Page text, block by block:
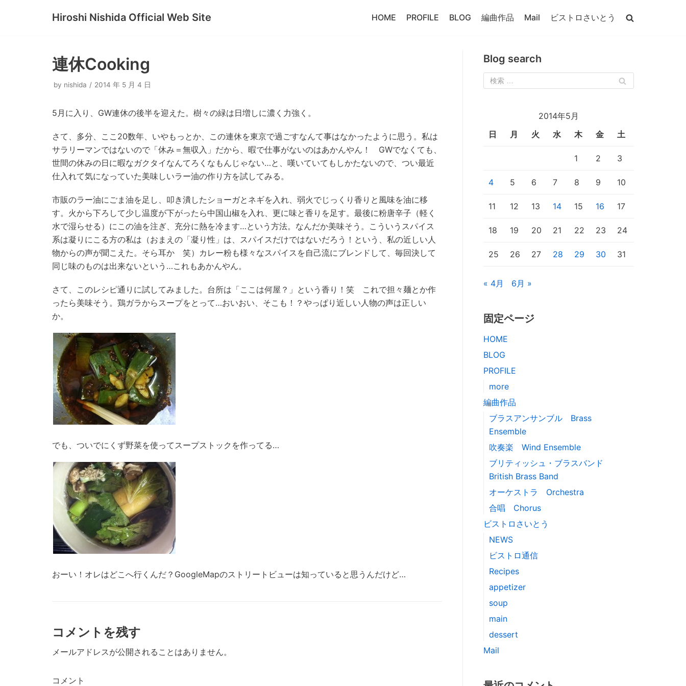
Hiroshi Nishida Official Web Site HOME PROFILE BLOG 編曲作品 Mail ビストロさいとう
連休Cooking
by nishida 2014 年 5 月 4 日
5月に入り、GW連休の後半を迎えた。樹々の緑は日増しに濃く力強く。
さて、多分、ここ20数年、いやもっとか、この連休を東京で過ごすなんて事はなかったように思う。私は
サラリーマンではないので「休み＝無収入」だから、暇で仕事がないのはあかんやん！ GWでなくても、
世間の休みの日に暇なガクタイなんてろくなもんじゃない…と、嘆いていてもしかたないので、つい最近
仕入れて気になっていた美味しいラー油の作り方を試してみる。
市販のラー油にごま油を足し、叩き潰したショーガとネギを入れ、弱火でじっくり香りと風味を油に移
す。火から下ろして少し温度が下がったら中国山椒を入れ、更に味と香りを足す。最後に粉唐辛子（軽く
水で湿らせる）にこの油を注ぎ、充分に熱を冷ます…という方法。なんだか美味そう。こういうスパイス
系は凝りにこる方の私は（おまえの「凝り性」は、スパイスだけではないだろう！という、私の近しい人
物からの声が聞こえた。そら耳か 笑）カレー粉も様々なスパイスを自己流にブレンドして、毎回決して
同じ味のものは出来ないという…これもあかんやん。
さて、このレシピ通りに試してみました。台所は「ここは何屋？」という香り！笑 これで担々麺とか作
ったら美味そう。鶏ガラからスープをとって…おいおい、そこも！？やっぱり近しい人物の声は正しい
か。
でも、ついでにくず野菜を使ってスープストックを作ってる…
おーい！オレはどこへ行くんだ？GoogleMapのストリートビューは知っていると思うんだけど…
コメントを残す
メールアドレスが公開されることはありません。
コメント
Blog search
2014年5月
日
月 火 水 木 金 土
1 2 3
4 5 6 7 8 9 10
11 12 13 14 15 16 17
18 19 20 21 22 23 24
25 26 27 28 29 30 31
« 4月 6月 »
固定ページ
HOME
BLOG
PROFILE
more
編曲作品
ブラスアンサンブル Brass
Ensemble
吹奏楽 Wind Ensemble
ブリティッシュ・ブラスバンド
British Brass Band
オーケストラ Orchestra
合唱 Chorus
ビストロさいとう
NEWS
ビストロ通信
Recipes
appetizer
soup
main
dessert
Mail